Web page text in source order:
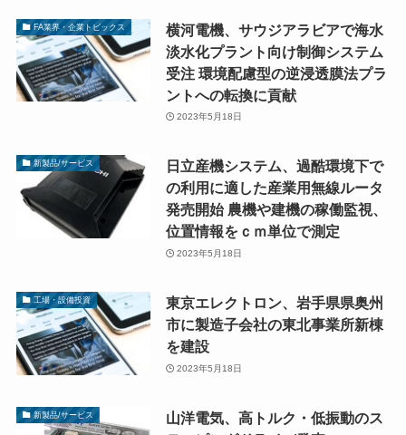
FA業界・企業トピックス
横河電機、サウジアラビアで海水
淡水化プラント向け制御システム
受注 環境配慮型の逆浸透膜法プラ
ントへの転換に貢献
2023年5月18日
新製品/サービス
日立産機システム、過酷環境下で
の利用に適した産業用無線ルータ
発売開始 農機や建機の稼働監視、
位置情報をｃｍ単位で測定
2023年5月18日
工場・設備投資
東京エレクトロン、岩手県県奥州
市に製造子会社の東北事業所新棟
を建設
2023年5月18日
新製品/サービス
山洋電気、高トルク・低振動のス